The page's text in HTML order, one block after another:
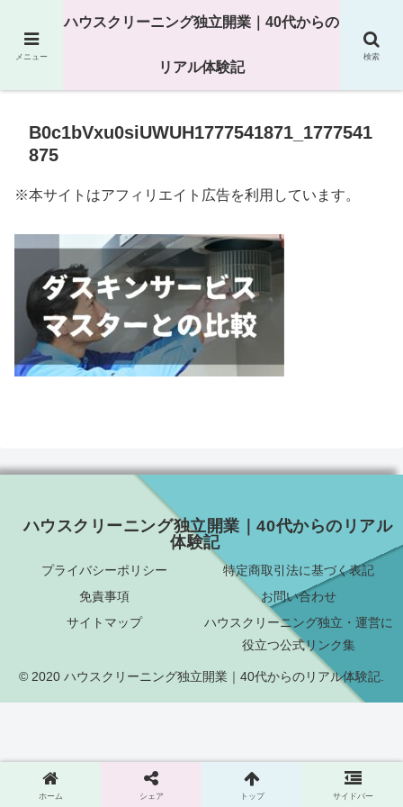
25年以上の現場経験をもとにハウスクリーニング独立の現実
B0c1bVxu0siUWUH1777541871_1777541
875
※本サイトはアフィリエイト広告を利用しています。
ハウスクリーニング独立開業｜40代からのリアル
体験記
プライバシーポリシー
特定商取引法に基づく表記
免責事項
お問い合わせ
サイトマップ
ハウスクリーニング独立・運営に
役立つ公式リンク集
© 2020 ハウスクリーニング独立開業｜40代からのリアル体験記.
メニュー
ハウスクリーニング独立開業｜40代からの
リアル体験記
検索
ホーム シェア トップ サイドバー